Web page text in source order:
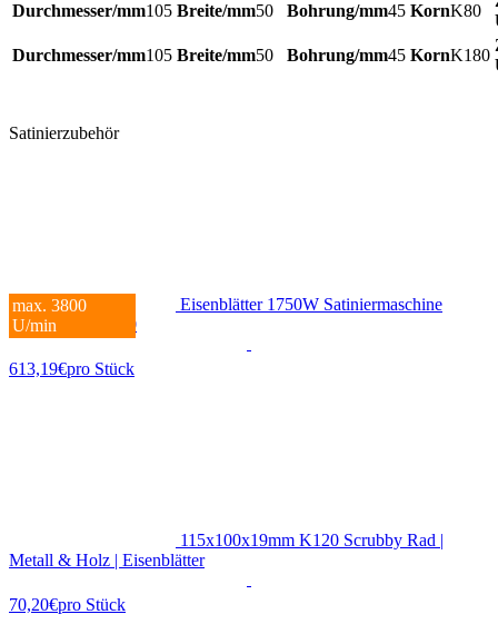
105 50 45 K80
105 50 45 K180
Satinierzubehör
max. 3800
U/min
Eisenblätter 1750W Satiniermaschine
POLY-PTX® 800
613,19€pro Stück
115x100x19mm K120 Scrubby Rad |
Metall & Holz | Eisenblätter
70,20€pro Stück